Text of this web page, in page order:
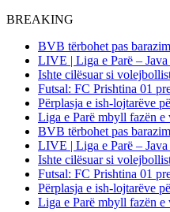
BREAKING
BVB tërbohet pas
LIVE | Liga e Parë –
Ishte cilësuar si
Futsal: FC Prishtina 01
Përplasja e ish-lojtarëve
Liga e Parë mbyll fazën e
BVB tërbohet pas
LIVE | Liga e Parë –
Ishte cilësuar si
Futsal: FC Prishtina 01
Përplasja e ish-lojtarëve
Liga e Parë mbyll fazën e